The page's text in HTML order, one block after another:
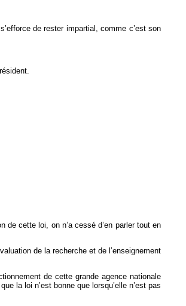
de rester impartial, comme c’est son
de cette loi, on n’a cessé d’en parler tout en
de la recherche et de l’enseignement
de cette grande agence nationale
la loi n’est bonne que lorsqu’elle n’est pas